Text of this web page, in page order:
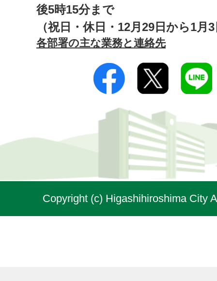
後5時15分まで
（祝日・休日・12月29日から1月
各部署の主な業務と連絡先
Copyright (c) Higashihiroshima City